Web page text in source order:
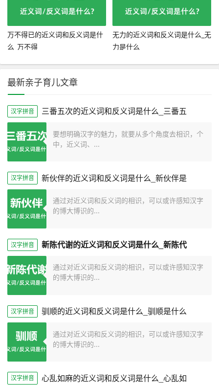
万不得已的近义词和反义词是什
么_万不得
无力的近义词和反义词是什么_无
力是什么
最新亲子育儿文章
汉字拼音 三番五次的近义词和反义词是什么_三番五
要想明确汉字的魅力，就要从多个角度去相识，个
中，近义词、...
汉字拼音 新伙伴的近义词和反义词是什么_新伙伴是
通过对近义词和反义词的相识，可以或许感知汉字
的博大博识的...
汉字拼音 新陈代谢的近义词和反义词是什么_新陈代
通过对近义词和反义词的相识，可以或许感知汉字
的博大博识的...
汉字拼音 驯顺的近义词和反义词是什么_驯顺是什么
通过对近义词和反义词的相识，可以或许感知汉字
的博大博识的...
汉字拼音 心乱如麻的近义词和反义词是什么_心乱如